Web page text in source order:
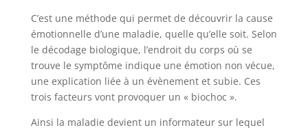
C’est une méthode qui permet de découvrir la cause
émotionnelle d’une maladie, quelle qu’elle soit. Selon
le décodage biologique, l’endroit du corps où se
trouve le symptôme indique une émotion non vécue,
une explication liée à un évènement et subie. Ces
trois facteurs vont provoquer un « biochoc ».
Ainsi la maladie devient un informateur sur lequel